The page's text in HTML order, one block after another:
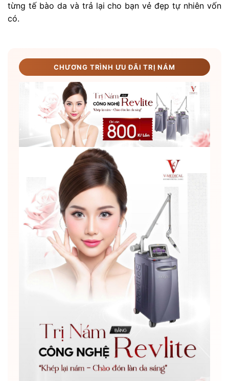
từng tế bào da và trả lại cho bạn vẻ đẹp tự nhiên vốn
có.
CHƯƠNG TRÌNH ƯU ĐÃI TRỊ NÁM